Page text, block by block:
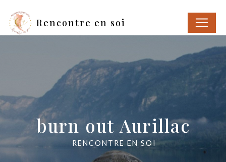
Rencontre en soi
burn out Aurillac
RENCONTRE EN SOI